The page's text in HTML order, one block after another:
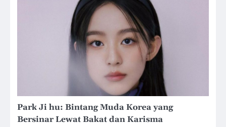
Park Ji hu: Bintang Muda Korea yang
Bersinar Lewat Bakat dan Karisma